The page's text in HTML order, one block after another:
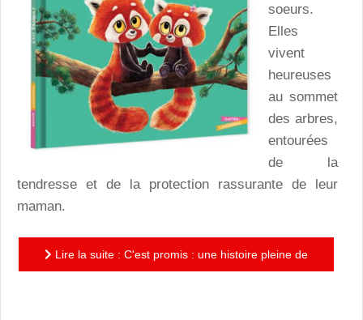
soeurs.
Elles
vivent
heureuses
au sommet
des arbres,
entourées
de la
tendresse et de la protection rassurante de leur
maman.
Lire la suite : C'est promis : une histoire pleine de